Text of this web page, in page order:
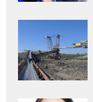
aici textul
pentru
subtitlu